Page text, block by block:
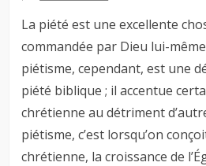
La piété est une excellente
commandée par Dieu lui-
piétisme, cependant, est une
piété biblique ; il accentue
chrétienne au détriment
piétisme, c’est lorsqu’on
chrétienne, la croissance de